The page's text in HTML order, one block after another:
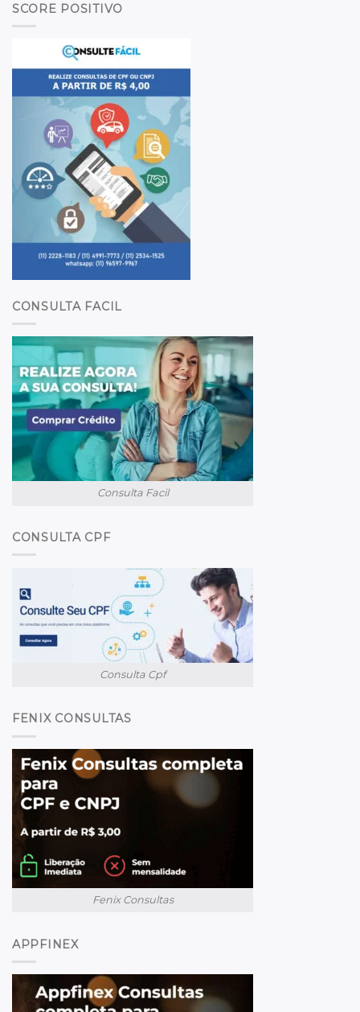
SCORE POSITIVO
CONSULTA FACIL
Consulta Facil
CONSULTA CPF
Consulta Cpf
FENIX CONSULTAS
Fenix Consultas
APPFINEX